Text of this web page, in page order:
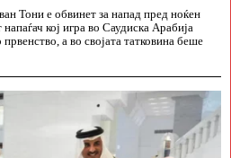
Тони е обвинет за напад пред ноќен
кој игра во Саудиска Арабија
а во својата татковина беше